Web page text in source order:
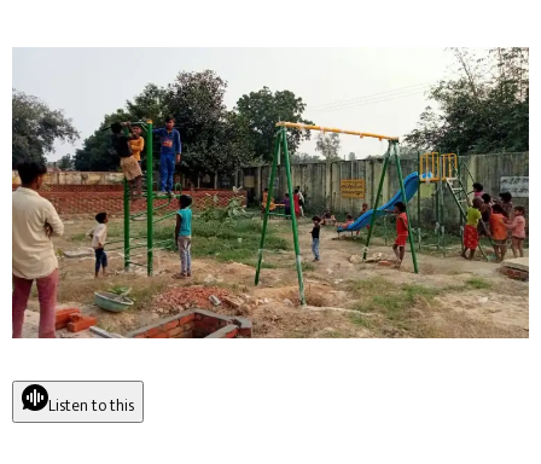
Listen to this